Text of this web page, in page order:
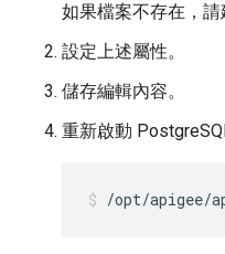
如果檔案不存在，請
設定上述屬性。
儲存編輯內容。
重新啟動
/opt/apigee/